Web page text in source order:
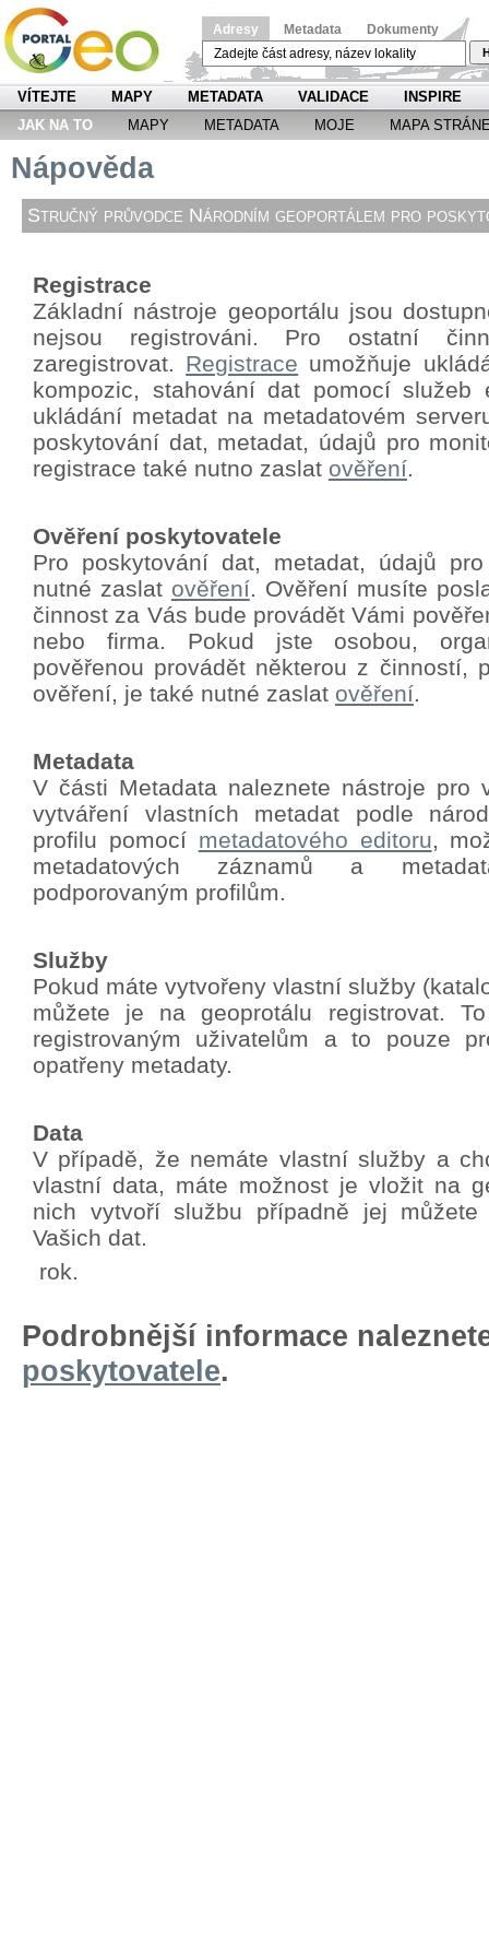
Adresy Metadata Dokumenty
VÍTEJTE MAPY METADATA VALIDACE
INSPIRE
JAK NA TO
MAPY METADATA MOJE MAPA
Nápověda
Stručný průvodce Národním geoportálem pro
Registrace
Základní nástroje geoportálu jsou
nejsou registrováni. Pro ostatní
zaregistrovat. Registrace umožňuje
kompozic, stahování dat pomocíslužeb
ukládání metadat na metadatovém
poskytování dat, metadat, údajů pro
registrace také nutno zaslat ověření.
Ověření poskytovatele
Pro poskytování dat, metadat, údajů
nutné zaslat ověření. Ověření musíte
činnost za Vás bude provádět Vámi
nebo firma. Pokud jste osobou,
pověřenou provádět některou z činností,
ověření, je také nutné zaslat ověření.
Metadata
V části Metadata naleznete nástroje pro
vytváření vlastních metadat podle
profilu pomocí metadatového editoru,
metadatových záznamů a
podporovaným profilům.
Služby
Pokud máte vytvořeny vlastní služby
můžete je na geoprotálu registrovat.
registrovaným uživatelům a to pouze
opatřeny metadaty.
Data
V případě, že nemáte vlastní služby a
vlastní data, máte možnost je vložit na
nich vytvoří službu případně jej
Vašich dat.
rok.
Podrobnější informace
poskytovatele.